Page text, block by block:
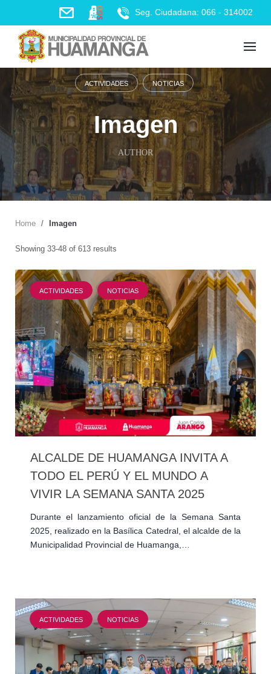
content
Seg. Ciudadana: 066 - 314002
ACTIVIDADES NOTICIAS
Imagen
AUTHOR
Home / Imagen
Showing 33-48 of 613 results
ACTIVIDADES NOTICIAS
ALCALDE DE HUAMANGA INVITA A
TODO EL PERÚ Y EL MUNDO A
VIVIR LA SEMANA SANTA 2025
Durante el lanzamiento oficial de la Semana Santa
2025, realizado en la Basílica Catedral, el alcalde de la
Municipalidad Provincial de Huamanga,…
ACTIVIDADES NOTICIAS